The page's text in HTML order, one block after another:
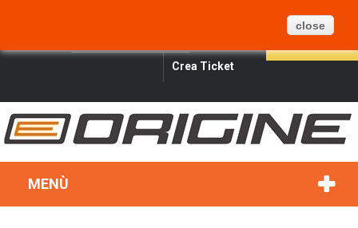
CARRELLO
0
Crea Ticket
MENÙ
close